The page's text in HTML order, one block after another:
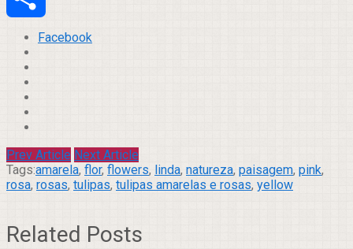
Compartilhar
Facebook
Prev Article Next Article
Tags:amarela, flor, flowers, linda, natureza, paisagem, pink,
rosa, rosas, tulipas, tulipas amarelas e rosas, yellow
Related Posts